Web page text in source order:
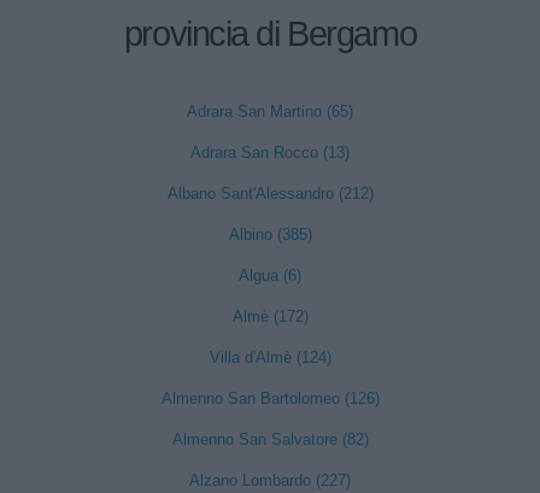
provincia di Bergamo
Adrara San Martino (65)
Adrara San Rocco (13)
Albano Sant'Alessandro (212)
Albino (385)
Algua (6)
Almè (172)
Villa d'Almè (124)
Almenno San Bartolomeo (126)
Almenno San Salvatore (82)
Alzano Lombardo (227)